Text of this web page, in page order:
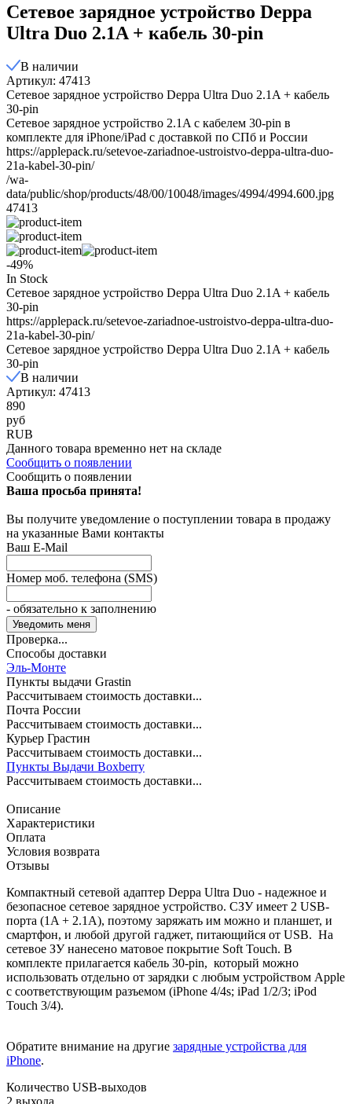
Сетевое зарядное устройство Deppa
Ultra Duo 2.1A + кабель 30-pin
В наличии
Артикул: 47413
Сетевое зарядное устройство Deppa Ultra Duo 2.1A + кабель
30-pin
Сетевое зарядное устройство 2.1A с кабелем 30-pin в
комплекте для iPhone/iPad с доставкой по СПб и России
https://applepack.ru/setevoe-zariadnoe-ustroistvo-deppa-ultra-duo-
21a-kabel-30-pin/
/wa-
data/public/shop/products/48/00/10048/images/4994/4994.600.jpg
47413
-49%
In Stock
Сетевое зарядное устройство Deppa Ultra Duo 2.1A + кабель
30-pin
https://applepack.ru/setevoe-zariadnoe-ustroistvo-deppa-ultra-duo-
21a-kabel-30-pin/
Сетевое зарядное устройство Deppa Ultra Duo 2.1A + кабель
30-pin
В наличии
Артикул: 47413
890
руб
RUB
Данного товара временно нет на складе
Сообщить о появлении
Сообщить о появлении
Ваша просьба принята!
Вы получите уведомление о поступлении товара в продажу
на указанные Вами контакты
Ваш E-Mail
Номер моб. телефона (SMS)
- обязательно к заполнению
Проверка...
Способы доставки
Эль-Монте
Пункты выдачи Grastin
Рассчитываем стоимость доставки...
Почта России
Рассчитываем стоимость доставки...
Курьер Грастин
Рассчитываем стоимость доставки...
Пункты Выдачи Boxberry
Рассчитываем стоимость доставки...
Описание
Характеристики
Оплата
Условия возврата
Отзывы
Компактный сетевой адаптер Deppa Ultra Duo - надежное и
безопасное сетевое зарядное устройство. СЗУ имеет 2 USB-
порта (1A + 2.1A), поэтому заряжать им можно и планшет, и
смартфон, и любой другой гаджет, питающийся от USB. На
сетевое ЗУ нанесено матовое покрытие Soft Touch. В
комплекте прилагается кабель 30-pin, который можно
использовать отдельно от зарядки с любым устройством Apple
с соответствующим разъемом (iPhone 4/4s; iPad 1/2/3; iPod
Touch 3/4).
Обратите внимание на другие зарядные устройства для
iPhone.
Количество USB-выходов
2 выхода